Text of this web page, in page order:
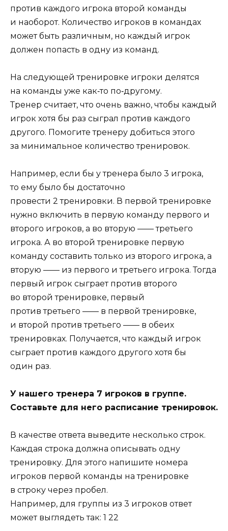
против каждого игрока второй команды
и наоборот. Количество игроков в командах
может быть различным, но каждый игрок
должен попасть в одну из команд.
На следующей тренировке игроки делятся
на команды уже как‑то по‑другому.
Тренер считает, что очень важно, чтобы каждый
игрок хотя бы раз сыграл против каждого
другого. Помогите тренеру добиться этого
за минимальное количество тренировок.
Например, если бы у тренера было 3 игрока,
то ему было бы достаточно
провести 2 тренировки. В первой тренировке
нужно включить в первую команду первого и
второго игроков, а во вторую —— третьего
игрока. А во второй тренировке первую
команду составить только из второго игрока, а
вторую —— из первого и третьего игрока. Тогда
первый игрок сыграет против второго
во второй тренировке, первый
против третьего —— в первой тренировке,
и второй против третьего —— в обеих
тренировках. Получается, что каждый игрок
сыграет против каждого другого хотя бы
один раз.
У нашего тренера 7 игроков в группе.
Составьте для него расписание тренировок.
В качестве ответа выведите несколько строк.
Каждая строка должна описывать одну
тренировку. Для этого напишите номера
игроков первой команды на тренировке
в строку через пробел.
Например, для группы из 3 игроков ответ
может выглядеть так: 1 22